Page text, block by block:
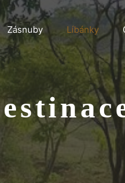
Zásnuby Líbánky